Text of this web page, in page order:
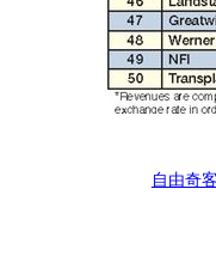
自由奇